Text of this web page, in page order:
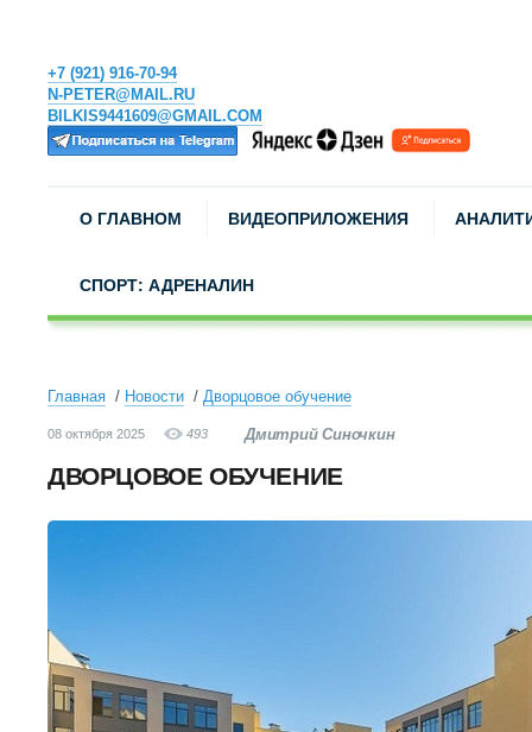
+7 (921) 916-70-94
N-PETER@MAIL.RU
BILKIS9441609@GMAIL.COM
О ГЛАВНОМ ВИДЕОПРИЛОЖЕНИЯ
СПОРТ: АДРЕНАЛИН
Главная Новости Дворцовое обучение
08 октября 2025 493 Дмитрий Синочкин
ДВОРЦОВОЕ ОБУЧЕНИЕ